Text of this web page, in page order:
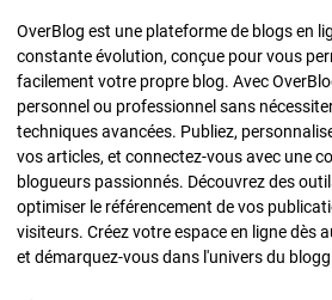
OverBlog est une plateforme de blogs en
constante évolution, conçue pour vous
facilement votre propre blog. Avec
personnel ou professionnel sans
techniques avancées. Publiez,
vos articles, et connectez-vous avec une
blogueurs passionnés. Découvrez des
optimiser le référencement de vos
visiteurs. Créez votre espace en ligne dès
et démarquez-vous dans l'univers du